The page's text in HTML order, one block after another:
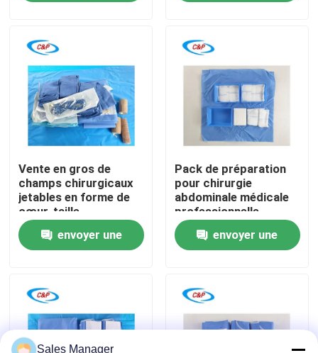
Le spectacle VR
À propos de nous
Visite de l'usine
Contrôle de la qualité
Nouvelles
Les affaires
Vente en gros de
champs chirurgicaux
jetables en forme de
cœur, taille
personnalisée, pour
chirurgie
cardiovasculaire
envoyer une
Pack de préparation
pour chirurgie
abdominale médicale
professionnelle
Fabricant certifié CE
envoyer une
Sales Manager